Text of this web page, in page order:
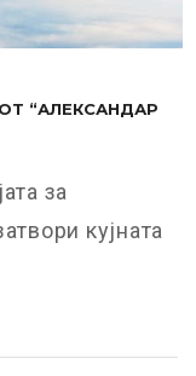
“АЛЕКСАНДАР
за
кујната